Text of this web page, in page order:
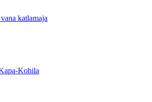
katlamaja
Kohila